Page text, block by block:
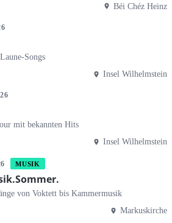
Béi Chéz Heinz
Songs
Insel Wilhelmstein
mit bekannten Hits
Insel Wilhelmstein
MUSIK
von Voktett bis Kammermusik
Markuskirche